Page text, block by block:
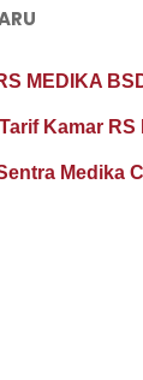
MEDIKA
Kamar
Medika